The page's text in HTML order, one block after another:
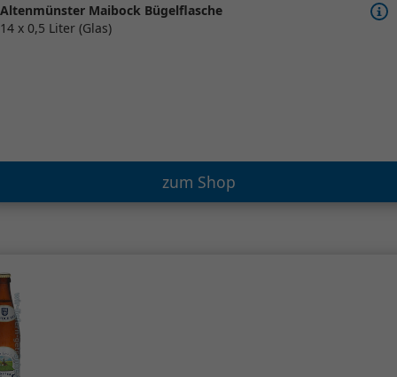
Altenmünster Maibock Bügelflasche
14 x 0,5 Liter (Glas)
zum Shop